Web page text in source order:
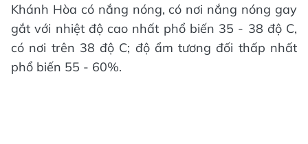
Khánh Hòa có nắng nóng, có nơi nắng nóng gay
gắt với nhiệt độ cao nhất phổ biến 35 - 38 độ C,
có nơi trên 38 độ C; độ ẩm tương đối thấp nhất
phổ biến 55 - 60%.